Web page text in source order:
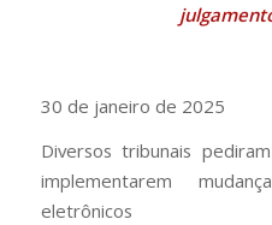
30 de janeiro de 2025
Diversos tribunais
implementarem
eletrônicos